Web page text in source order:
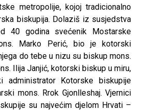
metropolije, kojoj tradicionalno
biskupija. Dolaziš iz susjedstva
40 godina svećenik Mostarske
Marko Perić, bio je kotorski
do tebe u nizu su biskup mons.
Ilija Janjić, kotorski biskup u miru,
administrator Kotorske biskupije
mons. Rrok Gjonlleshaj. Vjernici
su najvećim djelom Hrvati –